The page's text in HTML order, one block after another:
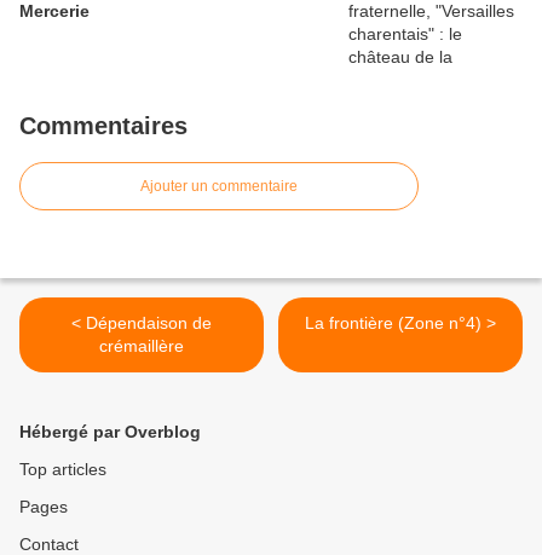
Mercerie
Commentaires
Ajouter un commentaire
< Dépendaison de
crémaillère
La frontière (Zone n°4) >
Hébergé par Overblog
Top articles
Pages
Contact